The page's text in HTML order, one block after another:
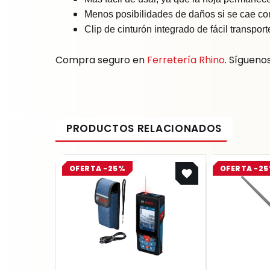
Menos posibilidades de daños si se cae
Clip de cinturón integrado de fácil
Compra seguro en Ferretería Rhino.
OFERTA -25%
Original
price
$ 2.445.100.
Current
price
$ 1.833.825.
OFERTA -